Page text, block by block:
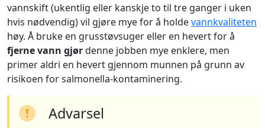
vannskift (ukentlig eller kanskje to til tre ganger i uken
hvis nødvendig) vil gjøre mye for å holdevannkvaliteten
høy. Å bruke en grusstøvsuger eller en hevert for å
fjerne vann gjørdenne jobben mye enklere, men
primer aldri en hevert gjennom munnen på grunn av
risikoen for salmonella-kontaminering.
Advarsel